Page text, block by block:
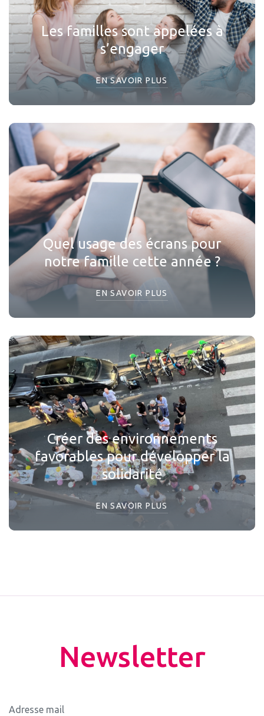
Les familles sont appelées à
s’engager
EN SAVOIR PLUS
Quel usage des écrans pour
notre famille cette année ?
EN SAVOIR PLUS
Créer des environnements
favorables pour développer la
solidarité
EN SAVOIR PLUS
Newsletter
Adresse mail